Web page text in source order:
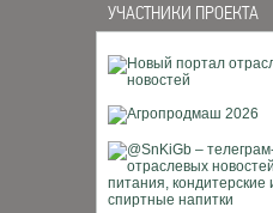
УЧАСТНИКИ ПРОЕКТА